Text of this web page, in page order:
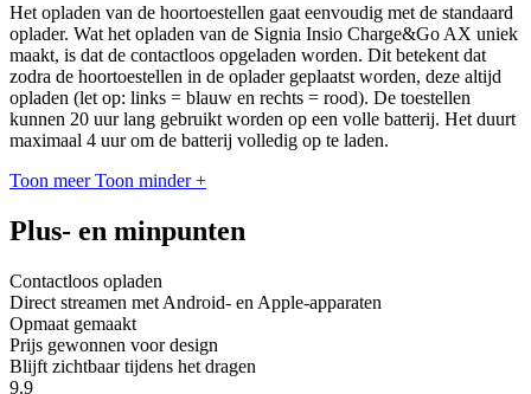
Het opladen van de hoortoestellen gaat eenvoudig met de standaard
oplader. Wat het opladen van de Signia Insio Charge&Go AX uniek
maakt, is dat de contactloos opgeladen worden. Dit betekent dat
zodra de hoortoestellen in de oplader geplaatst worden, deze altijd
opladen (let op: links = blauw en rechts = rood). De toestellen
kunnen 20 uur lang gebruikt worden op een volle batterij. Het duurt
maximaal 4 uur om de batterij volledig op te laden.
Toon meer Toon minder +
Plus- en minpunten
Contactloos opladen
Direct streamen met Android- en Apple-apparaten
Opmaat gemaakt
Prijs gewonnen voor design
Blijft zichtbaar tijdens het dragen
9.9